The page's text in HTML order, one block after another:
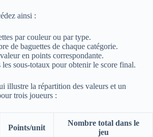
ainsi :
par couleur ou par type.
de baguettes de chaque catégorie.
en points correspondante.
sous-totaux pour obtenir le score final.
illustre la répartition des valeurs et un
trois joueurs :
Points/unit
Nombre total dans le
jeu